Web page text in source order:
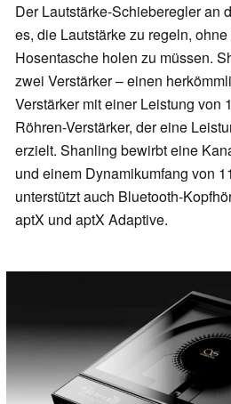
Der Lautstärke-Schieberegler an
es, die Lautstärke zu regeln,
Hosentasche holen zu müssen.
zwei Verstärker – einen
Verstärker mit einer Leistung von
Röhren-Verstärker, der eine
erzielt. Shanling bewirbt eine
und einem Dynamikumfang von
unterstützt auch Bluetooth-
aptX und aptX Adaptive.